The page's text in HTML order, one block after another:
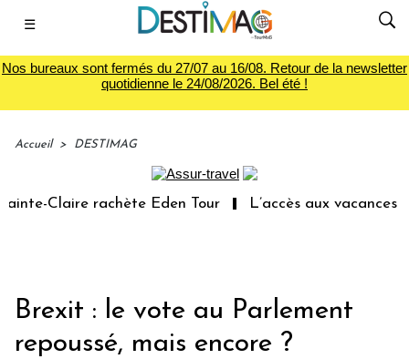
☰
Nos bureaux sont fermés du 27/07 au 16/08. Retour de la newsletter
quotidienne le 24/08/2026. Bel été !
Accueil > DESTIMAG
Claire rachète Eden Tour L’accès aux vacances :
Brexit : le vote au Parlement
repoussé, mais encore ?